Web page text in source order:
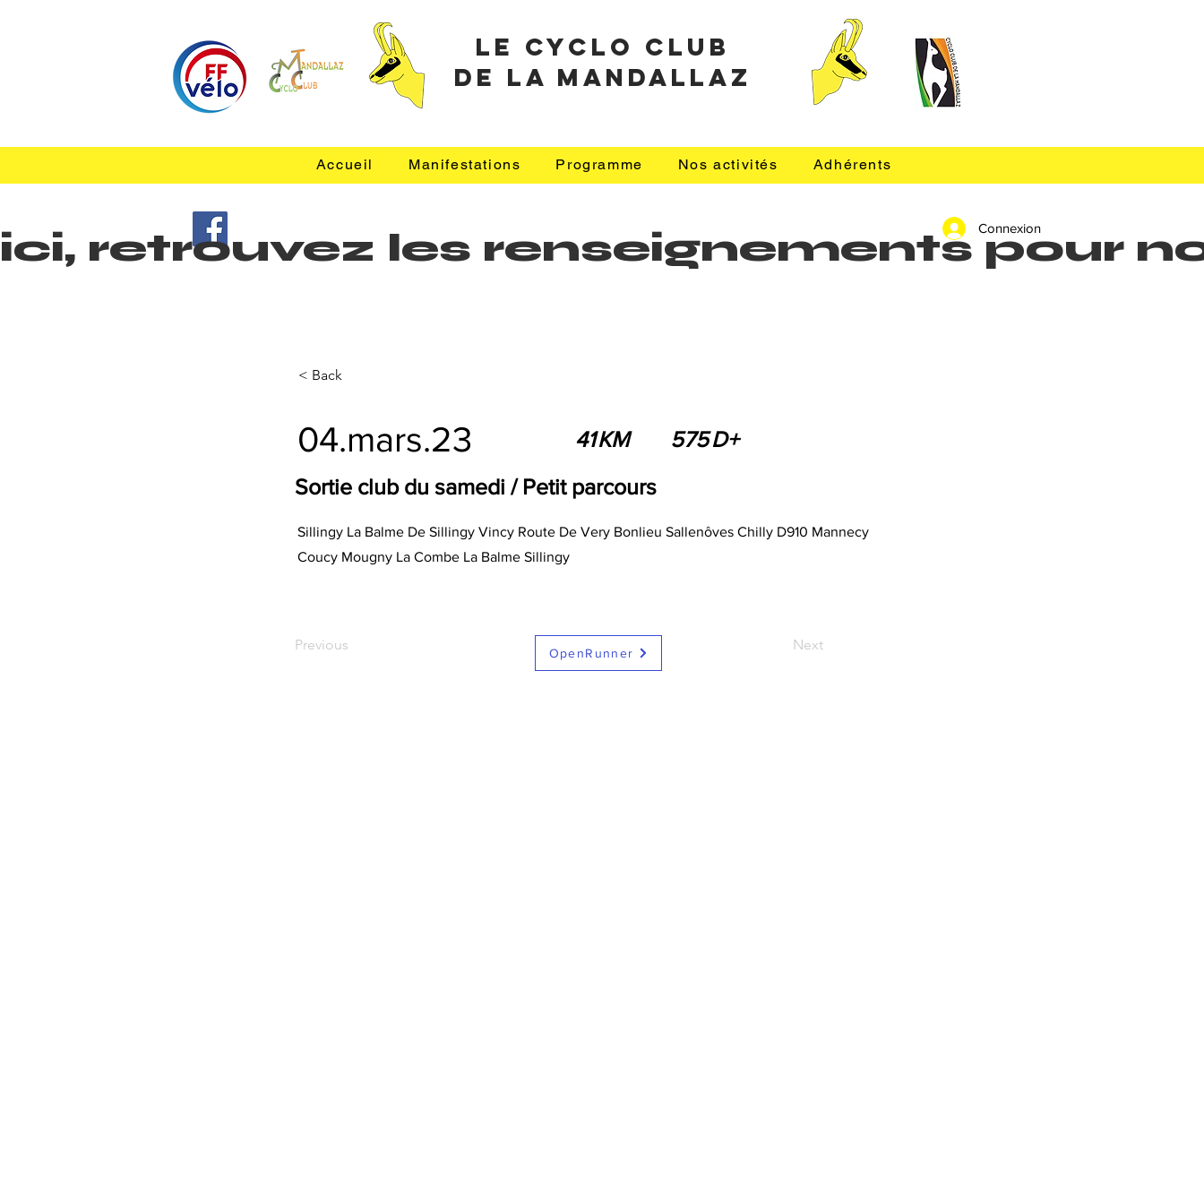
le cyclo club
de la mandallaz
Accueil Manifestations Programme Nos activités Adhérents
Connexion
ici, retrouvez les renseignements pour
< Back
04.mars.23 41KM 575D+
Sortie club du samedi / Petit parcours
Sillingy La Balme De Sillingy Vincy Route De Very Bonlieu Sallenôves Chilly D910 Mannecy
Coucy Mougny La Combe La Balme Sillingy
Previous OpenRunner Next